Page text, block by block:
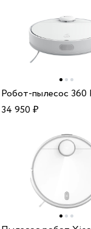
34 950₽